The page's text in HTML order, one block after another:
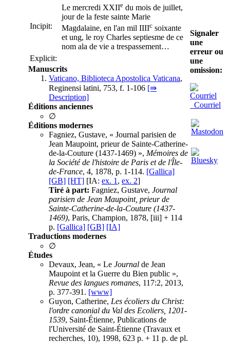
Incipit:
Le mercredi XXIIe du mois de juillet,
jour de la feste sainte Marie
Magdalaine, en l'an mil IIIIc soixante
et ung, le roy Charles septiesme de ce
nom ala de vie a trespassement…
Explicit:
Manuscrits
Vaticano, Biblioteca Apostolica Vaticana,
Reginensi latini, 753, f. 1-106 [⇛
Description]
Éditions anciennes
∅
Éditions modernes
Fagniez, Gustave, « Journal parisien de
Jean Maupoint, prieur de Sainte-Catherine-
de-la-Couture (1437-1469) », Mémoires de
la Société de l'histoire de Paris et de l'Île-
de-France, 4, 1878, p. 1-114. [Gallica]
[GB] [HT] [IA: ex. 1 , ex. 2]
Tiré à part: Fagniez, Gustave, Journal
parisien de Jean Maupoint, prieur de
Sainte-Catherine-de-la-Couture (1437-
1469), Paris, Champion, 1878, [iii] + 114
p. [Gallica] [GB] [IA]
Traductions modernes
∅
Études
Devaux, Jean, « Le Journal de Jean
Maupoint et la Guerre du Bien public »,
Revue des langues romanes, 117:2, 2013,
p. 377-391. [www]
Guyon, Catherine, Les écoliers du Christ:
l'ordre canonial du Val des Ecoliers, 1201-
1539, Saint-Étienne, Publications de
l'Université de Saint-Étienne (Travaux et
recherches, 10), 1998, 623 p. + 11 p. de pl.
Signaler
une
erreur ou
une
omission:
Courriel